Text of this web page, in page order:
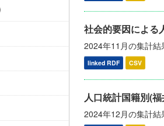
社会的要因による
2024年11月の集計結
linked RDF CSV
人口統計国籍別(
2024年12月の集計結